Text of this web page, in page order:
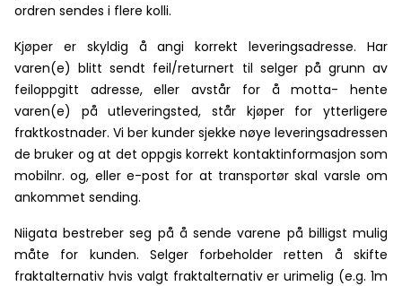
ordren sendes i flere kolli.
Kjøper er skyldig å angi korrekt leveringsadresse. Har
varen(e) blitt sendt feil/returnert til selger på grunn av
feiloppgitt adresse, eller avstår for å motta- hente
varen(e) på utleveringsted, står kjøper for ytterligere
fraktkostnader. Vi ber kunder sjekke nøye leveringsadressen
de bruker og at det oppgis korrekt kontaktinformasjon som
mobilnr. og, eller e-post for at transportør skal varsle om
ankommet sending.
Niigata bestreber seg på å sende varene på billigst mulig
måte for kunden. Selger forbeholder retten å skifte
fraktalternativ hvis valgt fraktalternativ er urimelig (e.g. 1m